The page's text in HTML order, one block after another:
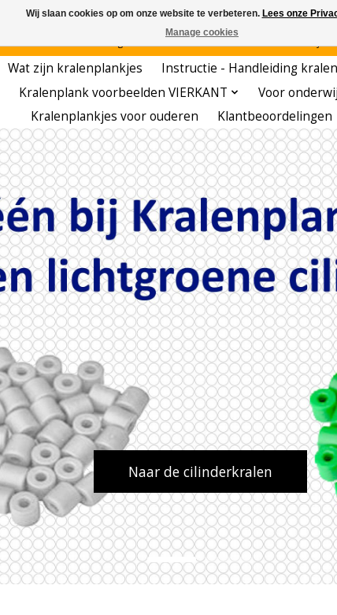
Wat zijn kralenplankjes Instructie - Handleiding
Kralenplank voorbeelden VIERKANT Voor
Kralenplankjes voor ouderen
Klantbeoordelingen
Naar de cilinderkralen
Wij slaan cookies op om onze website te verbeteren. Lees onze
Manage cookies